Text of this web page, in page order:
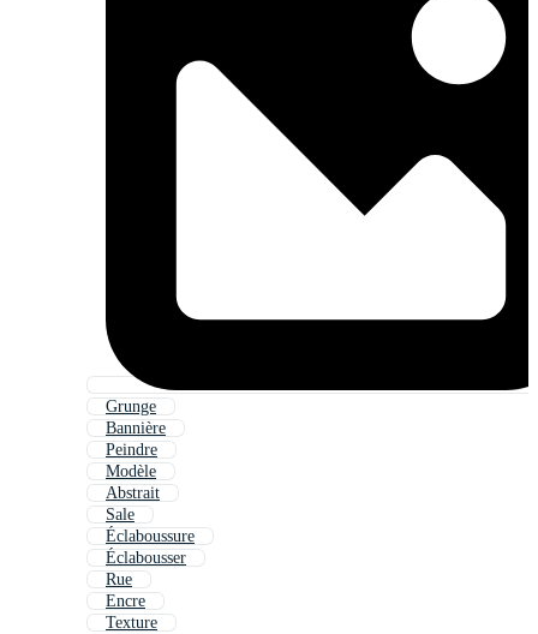
Grunge
Bannière
Peindre
Modèle
Abstrait
Sale
Éclaboussure
Éclabousser
Rue
Encre
Texture